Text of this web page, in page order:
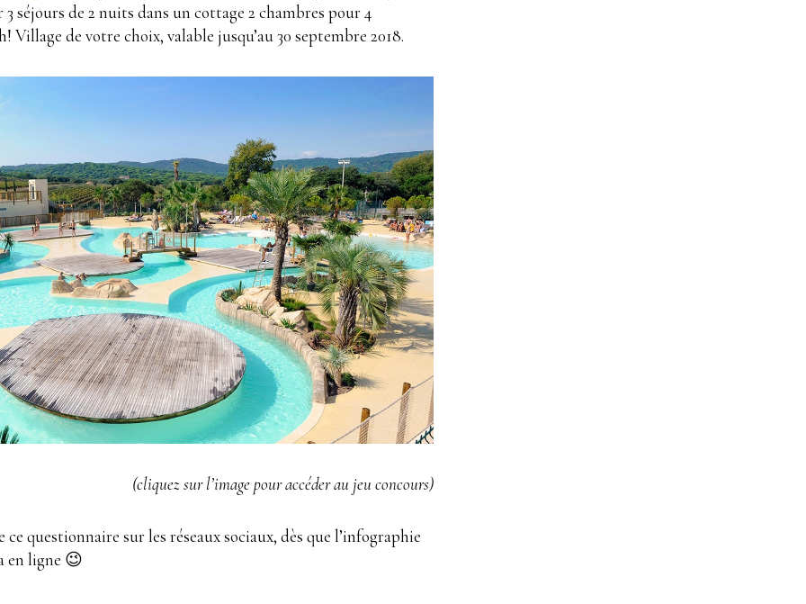
séjours de 2 nuits dans un cottage 2 chambres pour 4
Village de votre choix, valable jusqu’au 30 septembre 2018.
(cliquez sur l’image pour accéder au jeu concours)
questionnaire sur les réseaux sociaux, dès que l’infographie
en ligne 😉